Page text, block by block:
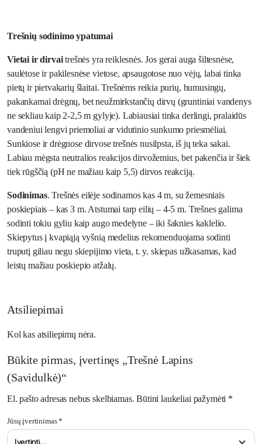
Trešnių sodinimo ypatumai
Vietai ir dirvaitrešnės yra reiklesnės. Jos gerai auga šiltesnėse,
saulėtose ir pakilesnėse vietose, apsaugotose nuo vėjų, labai tinka
pietų ir pietvakarių šlaitai. Trešnėms reikia purių, humusingų,
pakankamai drėgnų, bet neužmirkstančių dirvų (gruntiniai vandenys
ne sekliau kaip 2-2,5 m gylyje). Labiausiai tinka derlingi, pralaidūs
vandeniui lengvi priemoliai ar vidutinio sunkumo priesmėliai.
Sunkiose ir drėgnose dirvose trešnės nusilpsta, iš jų teka sakai.
Labiau mėgsta neutralios reakcijos dirvožemius, bet pakenčia ir šiek
tiek rūgščią (pH ne mažiau kaip 5,5) dirvos reakciją.
Sodinimas. Trešnės eilėje sodinamos kas 4 m, su žemesniais
poskiepiais – kas 3 m. Atstumai tarp eilių – 4-5 m. Trešnes galima
sodinti tokiu gyliu kaip augo medelyne – iki šaknies kaklelio.
Skiepytus į kvapiąją vyšnią medelius rekomenduojama sodinti
truputį giliau negu skiepijimo vieta, t. y. skiepas užkasamas, kad
leistų mažiau poskiepio atžalų.
Atsiliepimai
Kol kas atsiliepimų nėra.
Būkite pirmas, įvertinęs „Trešnė Lapins
(Savidulkė)“
El. pašto adresas nebus skelbiamas. Būtini laukeliai pažymėti *
Jūsų įvertinimas*